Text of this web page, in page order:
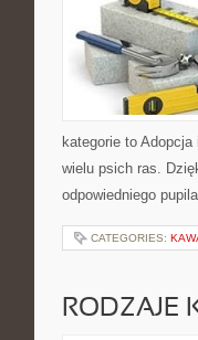
kategorie to
wielu psich ras.
odpowiedniego
CATEGORIES:
RODZAJE